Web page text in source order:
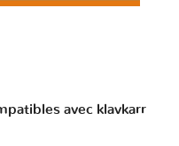
avec klavkarr